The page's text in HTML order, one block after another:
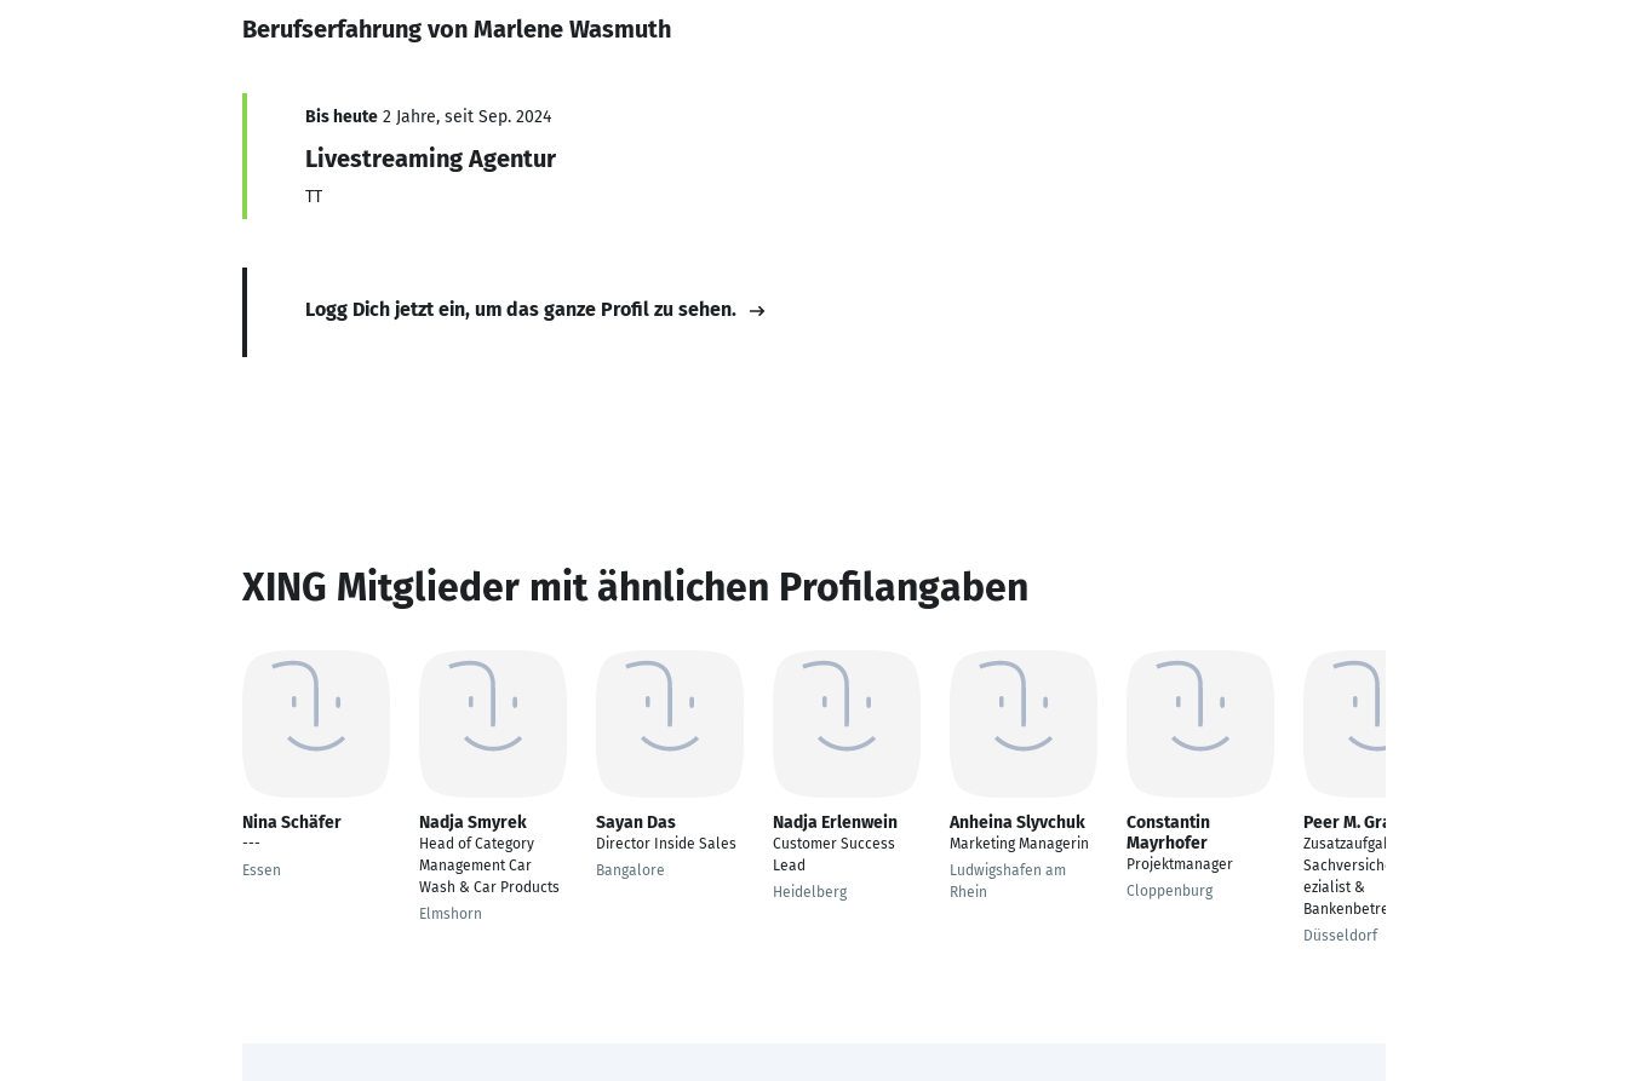
Berufserfahrung von Marlene Wasmuth
Bis heute 2 Jahre, seit Sep. 2024
Livestreaming Agentur
TT
Logg Dich jetzt ein, um das ganze Profil zu sehen.
XING Mitglieder mit ähnlichen Profilangaben
Nina Schäfer
---
Essen
Nadja Smyrek
Head of Category
Management Car
Wash & Car Products
Elmshorn
Sayan Das
Director Inside Sales
Bangalore
Nadja Erlenwein
Customer Success
Lead
Heidelberg
Anheina Slyvchuk
Marketing Managerin
Ludwigshafen am
Rhein
Constantin
Mayrhofer
Projektmanager
Cloppenburg
Peer M. Grasbon
Zusatzaufgabe als
Sachversicherungssp
ezialist &
Bankenbetreuung
Düsseldorf